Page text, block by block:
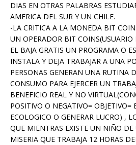
DIAS EN OTRAS PALABRAS
AMERICA DEL SUR Y UN CHILE.
-LA CRITICA A LA MONEDA BIT
UN OPERADOR BIT
EL BAJA GRATIS UN PROGRAMA O
INSTALA Y DEJA TRABAJAR A UNA
PERSONAS GENERAN UNA RUTINA
CONSUMO PARA EJERCER UN
BENEFICIO REAL Y NO
POSITIVO O NEGATIVO= OBJETIVO=
ECOLOGICO O GENERAR LUCRO) ,
QUE MIENTRAS EXISTE UN NIÑO
MISERIA QUE TRABAJA 12 HORAS